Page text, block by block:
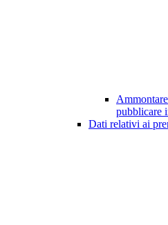
pubblicare
Dati relativi ai